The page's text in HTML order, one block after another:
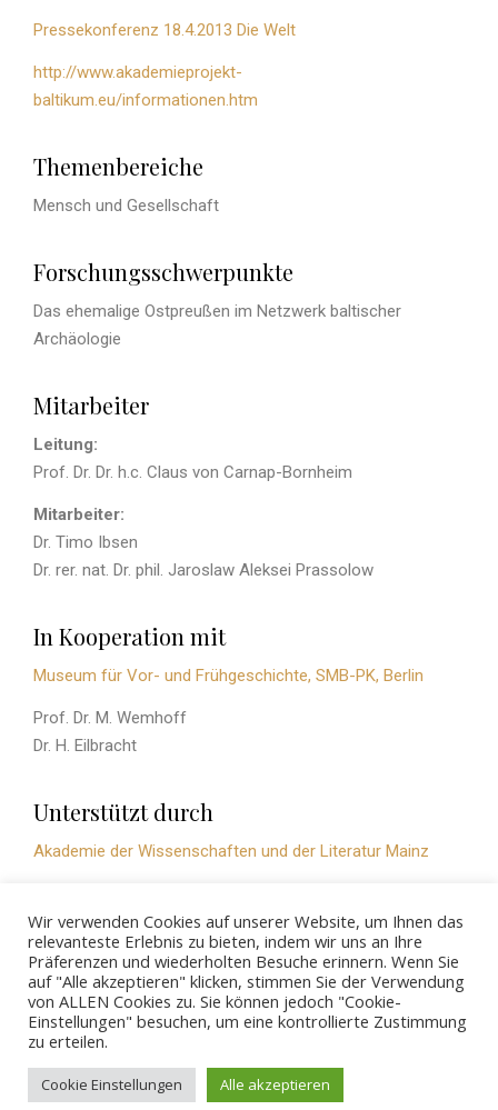
Pressekonferenz 18.4.2013 Die Welt
http://www.akademieprojekt-
baltikum.eu/informationen.htm
Themenbereiche
Mensch und Gesellschaft
Forschungsschwerpunkte
Das ehemalige Ostpreußen im Netzwerk baltischer
Archäologie
Mitarbeiter
Leitung:
Prof. Dr. Dr. h.c. Claus von Carnap-Bornheim
Mitarbeiter:
Dr. Timo Ibsen
Dr. rer. nat. Dr. phil. Jaroslaw Aleksei Prassolow
In Kooperation mit
Museum für Vor- und Frühgeschichte, SMB-PK, Berlin
Prof. Dr. M. Wemhoff
Dr. H. Eilbracht
Unterstützt durch
Akademie der Wissenschaften und der Literatur Mainz
Das ehemalige Ostpreußen im Netzwerk baltischer Archäologie
© 2026 - ZBSA
Impressum
Datenschutzerklärung
Wir verwenden Cookies auf unserer Website, um Ihnen das
relevanteste Erlebnis zu bieten, indem wir uns an Ihre
Präferenzen und wiederholten Besuche erinnern. Wenn Sie
auf "Alle akzeptieren" klicken, stimmen Sie der Verwendung
von ALLEN Cookies zu. Sie können jedoch "Cookie-
Einstellungen" besuchen, um eine kontrollierte Zustimmung
zu erteilen.
Cookie Einstellungen Alle akzeptieren